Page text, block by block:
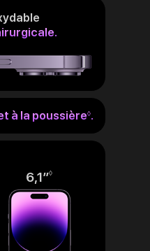
à la poussière◊.
aux
mentions
6,1″◊
aux
mentions
légales